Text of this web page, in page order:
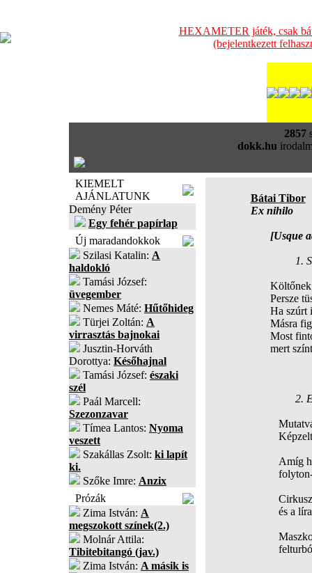
HEXAMETER játék, csak
(bejelentkezett
2857
dokk.hu
KIEMELT
AJÁNLATUNK
Demény Péter
Egy fehér papírlap
Új maradandokkok
Szilasi Katalin: A
haldokló
Tamási József:
üvegember
Nemes Máté: Hűtőhideg
Türjei Zoltán: A
virrasztás bajnokai
Jusztin-Horváth
Dorottya: Későhajnal
Tamási József: északi
szél
Paál Marcell:
Szezonzavar
Tímea Lantos: Nyoma
veszett
Szakállas Zsolt: ki lapít
ki.
Szőke Imre: Anzix
Prózák
Zima István: A
megszokott színek(2.)
Molnár Attila:
Tibitebitangó (jav.)
Zima István: A másik is
Bátai Tibor
Ex nihilo
[Usque
1.
Költőnek
Persze
Ha szúrt
Másra
Most
mert színt
2.
Képzelt
Amíg
folyton-
Cirkuszol
és a líra
Maszkok